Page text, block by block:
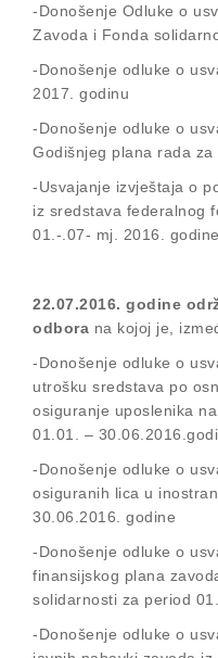
-Donošenje Odluke o
Zavoda i Fonda
-Donošenje odluke o
2017. godinu
-Donošenje odluke o
Godišnjeg plana rada
-Usvajanje izvještaja o
iz sredstava federalnog
01.-.07- mj. 2016. godine
22.07.2016. godine
odbora na kojoj je,
-Donošenje odluke o
utrošku sredstava po
osiguranje uposlenika
01.01. –
-Donošenje odluke o
osiguranih lica u
30.06.2016. godine
-Donošenje odluke o
finansijskog plana
solidarnosti za period
-Donošenje odluke o